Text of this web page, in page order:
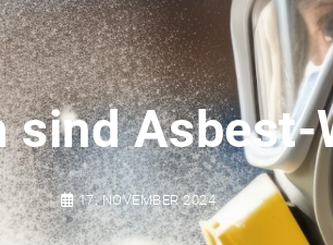
sind
17. NOVEMBER 2024